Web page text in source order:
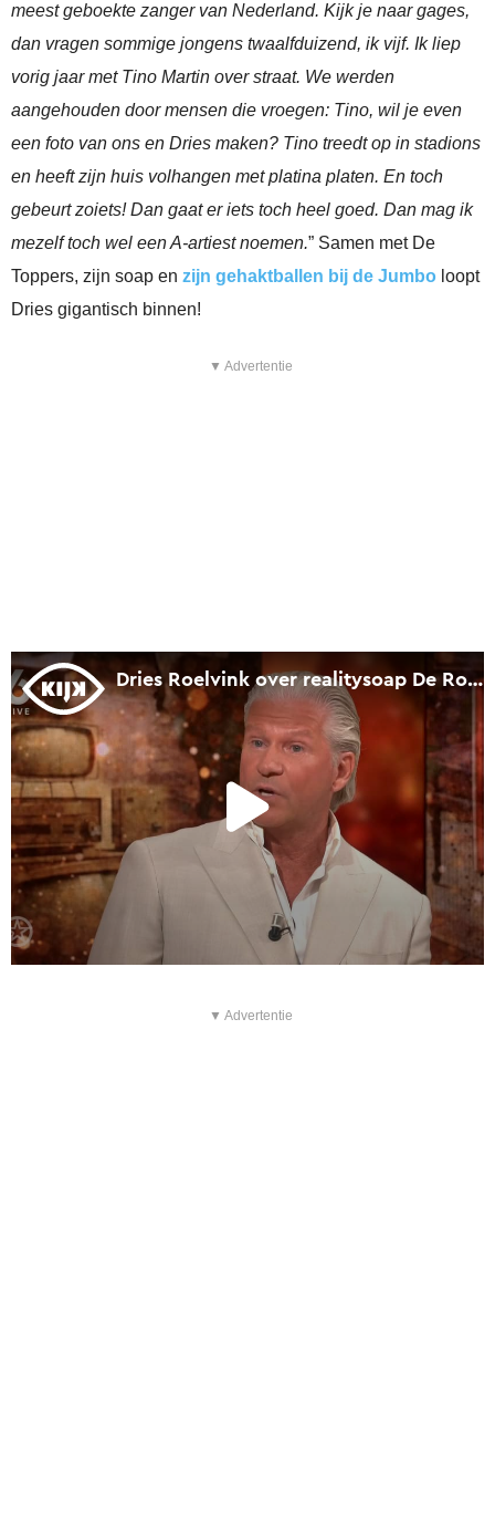
meest geboekte zanger van Nederland. Kijk je naar gages,
dan vragen sommige jongens twaalfduizend, ik vijf. Ik liep
vorig jaar met Tino Martin over straat. We werden
aangehouden door mensen die vroegen: Tino, wil je even
een foto van ons en Dries maken? Tino treedt op in stadions
en heeft zijn huis volhangen met platina platen. En toch
gebeurt zoiets! Dan gaat er iets toch heel goed. Dan mag ik
mezelf toch wel een A-artiest noemen.” Samen met De
Toppers, zijn soap en zijn gehaktballen bij de Jumbo loopt
Dries gigantisch binnen!
▼ Advertentie
▼ Advertentie